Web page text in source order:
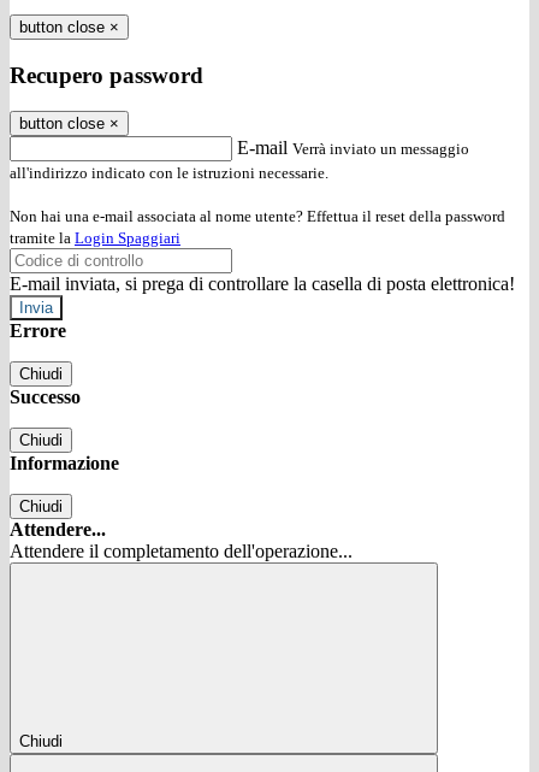
button close ×
Recupero password
button close ×
E-mail Verrà inviato un messaggio
all'indirizzo indicato con le istruzioni necessarie.
Non hai una e-mail associata al nome utente? Effettua il reset della password
tramite la Login Spaggiari
E-mail inviata, si prega di controllare la casella di posta elettronica!
Errore
Chiudi
Successo
Chiudi
Informazione
Chiudi
Attendere...
Attendere il completamento dell'operazione...
Chiudi